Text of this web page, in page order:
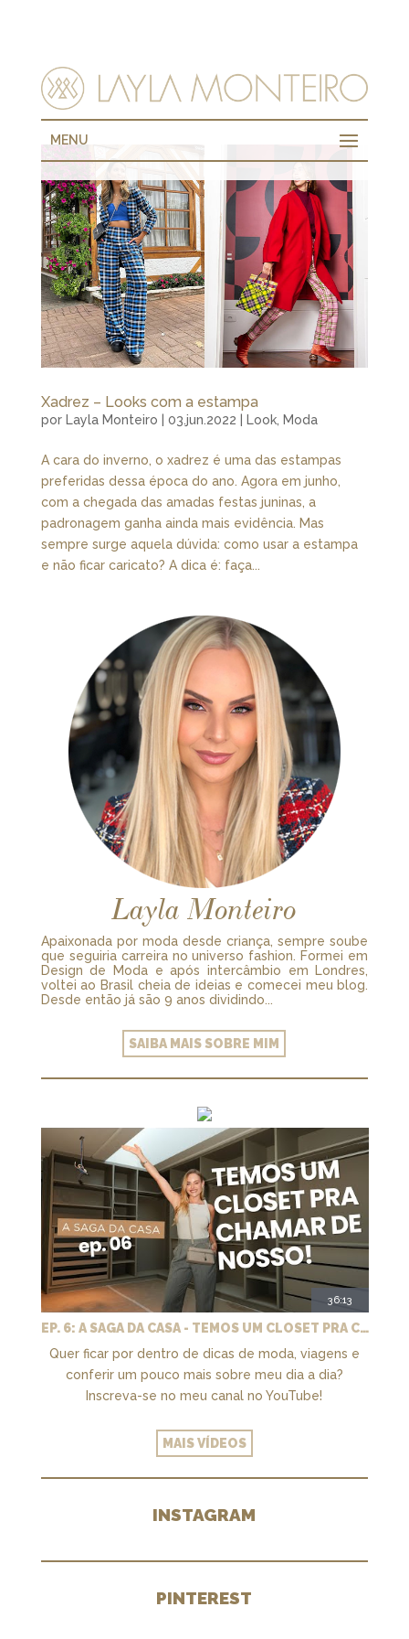
MENU
Xadrez – Looks com a estampa
por Layla Monteiro 03.jun.2022 Look, Moda
A cara do inverno, o xadrez é uma das estampas
preferidas dessa época do ano. Agora em junho,
com a chegada das amadas festas juninas, a
padronagem ganha ainda mais evidência. Mas
sempre surge aquela dúvida: como usar a estampa
e não ficar caricato? A dica é: faça...
Layla Monteiro
Apaixonada por moda desde criança, sempre soube
que seguiria carreira no universo fashion. Formei em
Design de Moda e após intercâmbio em Londres,
voltei ao Brasil cheia de ideias e comecei meu blog.
Desde então já são 9 anos dividindo...
SAIBA MAIS SOBRE MIM
36:13
EP. 6: A SAGA DA CASA - TEMOS UM CLOSET PRA CHAMAR DE NOSSO + MARCENARIA E PAISAGISMO
Quer ficar por dentro de dicas de moda, viagens e
conferir um pouco mais sobre meu dia a dia?
Inscreva-se no meu canal no YouTube!
MAIS VÍDEOS
INSTAGRAM
PINTEREST